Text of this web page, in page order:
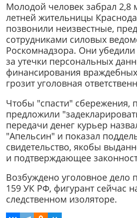
Молодой человек забрал 2,8
летней жительницы
позвонили неизвестные,
сотрудниками силовых
Роскомнадзора. Они
за утечки персональных
финансирования враждебных
грозит уголовная
Чтобы "спасти" сбережения,
предложили
передачи денег курьер
"Апельсин" и показал
свидетельство, якобы
и подтверждающее
Возбуждено уголовное дело
159 УК РФ, фигурант сейчас
следственном изоляторе.